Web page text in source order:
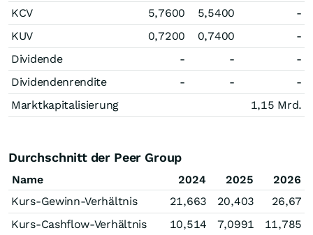
KCV
5,7600 5,5400
-
KUV
0,7200 0,7400
-
Dividende
- -
-
Dividendenrendite
- -
-
Marktkapitalisierung
1,15 Mrd.
Durchschnitt der Peer Group
Name 2024 2025
2026
Kurs-Gewinn-Verhältnis
21,663 20,403
26,67
Kurs-Cashflow-Verhältnis
10,514 7,0991
11,785